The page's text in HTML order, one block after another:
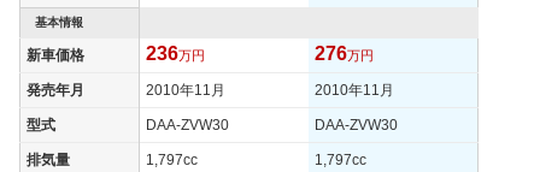
タイヤサイズ
(前)
タイヤサイズ
(後)
燃費
WLTCモード - -
基本情報
新車価格 236万円 276万円
発売年月 2010年11月 2010年11月
型式 DAA-ZVW30 DAA-ZVW30
排気量 1,797cc 1,797cc